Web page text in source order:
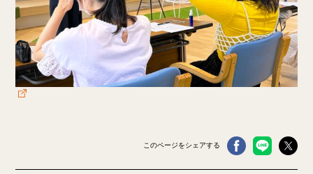
このページをシェアする